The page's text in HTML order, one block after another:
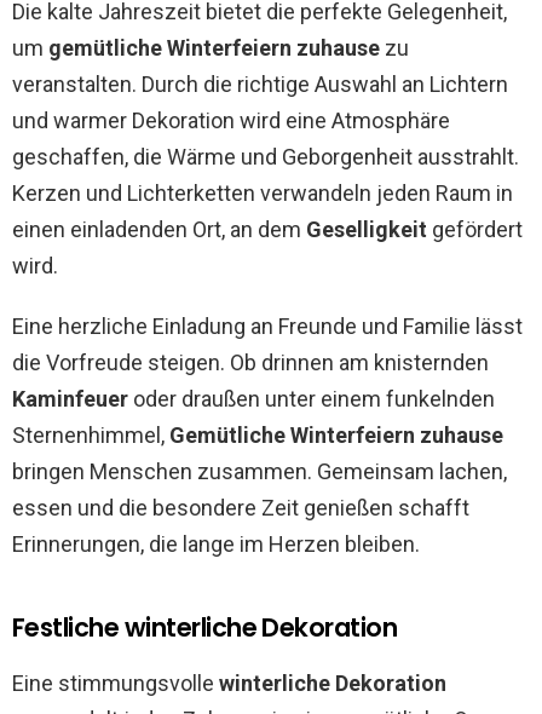
Die kalte Jahreszeit bietet die perfekte Gelegenheit,
um gemütliche Winterfeiern zuhause zu
veranstalten. Durch die richtige Auswahl an Lichtern
und warmer Dekoration wird eine Atmosphäre
geschaffen, die Wärme und Geborgenheit ausstrahlt.
Kerzen und Lichterketten verwandeln jeden Raum in
einen einladenden Ort, an dem Geselligkeit gefördert
wird.
Eine herzliche Einladung an Freunde und Familie lässt
die Vorfreude steigen. Ob drinnen am knisternden
Kaminfeuer oder draußen unter einem funkelnden
Sternenhimmel, Gemütliche Winterfeiern zuhause
bringen Menschen zusammen. Gemeinsam lachen,
essen und die besondere Zeit genießen schafft
Erinnerungen, die lange im Herzen bleiben.
Festliche winterliche Dekoration
Eine stimmungsvolle winterliche Dekoration